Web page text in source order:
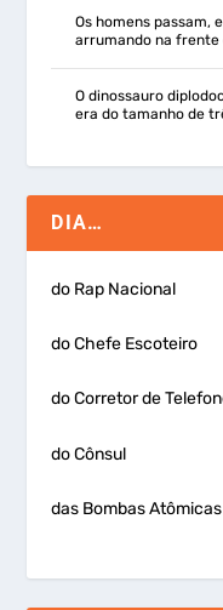
Os homens passam,
arrumando na frente
O dinossauro
era do tamanho de
DIA…
do Rap Nacional
do Chefe Escoteiro
do Corretor de
do Cônsul
das Bombas Atômicas